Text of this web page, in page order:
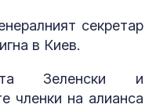
секретар
в Киев.
Зеленски и
членки на алианса